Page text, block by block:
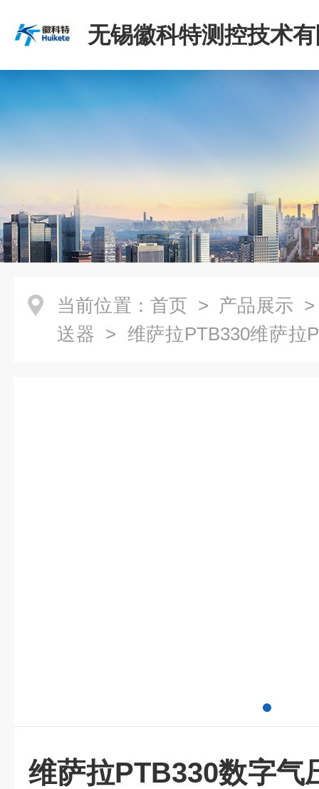
无锡徽科特测控技术
当前位置： 首页 > 产品展示
送器 > 维萨拉PTB330维萨拉
维萨拉PTB330数字气